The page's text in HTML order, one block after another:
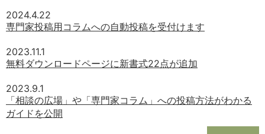
2024.4.22
専門家投稿用コラムへの自動投稿を受付けます
2023.11.1
無料ダウンロードページに新書式22点が追加
2023.9.1
「相談の広場」や「専門家コラム」への投稿方法がわかる
ガイドを公開